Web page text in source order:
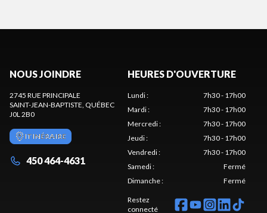
NOUS JOINDRE
2745 RUE PRINCIPALE
SAINT-JEAN-BAPTISTE , QUÉBEC
J0L 2B0
ITINÉRAIRE
450 464-4631
HEURES D'OUVERTURE
Lundi:
7h30 - 17h00
Mardi:
7h30 - 17h00
Mercredi:
7h30 - 17h00
Jeudi:
7h30 - 17h00
Vendredi:
7h30 - 17h00
Samedi:
Fermé
Dimanche: Fermé
Restez
connecté